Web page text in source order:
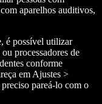
aparelhos auditivos,
é possível utilizar
processadores de
conforme
em Ajustes >
pareá-lo com o